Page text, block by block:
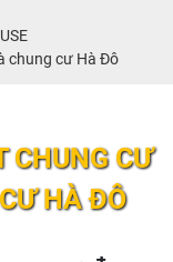
chung cư Hà Đô
CHUNG CƯ
HÀ ĐÔ